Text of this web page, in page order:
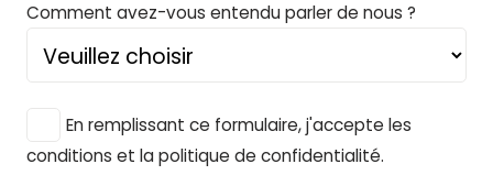
Comment avez-vous entendu parler de nous ?
En remplissant ce formulaire, j'accepte les
conditions et la politique de confidentialité.